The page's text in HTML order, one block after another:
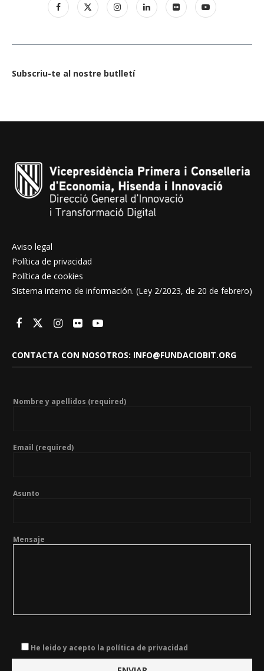
Subscriu-te al nostre butlletí
Aviso legal
Política de privacidad
Política de cookies
Sistema interno de información. (Ley 2/2023, de 20 de febrero)
CONTACTA CON NOSOTROS: INFO@FUNDACIOBIT.ORG
Nombre y apellidos (required)
Email (required)
Asunto
Mensaje
He leido y acepto la política de privacidad